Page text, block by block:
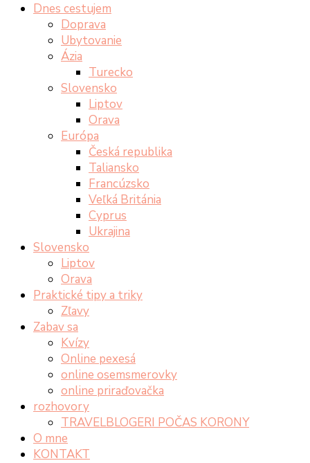
Dnes cestujem
Doprava
Ubytovanie
Ázia
Turecko
Slovensko
Liptov
Orava
Európa
Česká republika
Taliansko
Francúzsko
Veľká Británia
Cyprus
Ukrajina
Slovensko
Liptov
Orava
Praktické tipy a triky
Zľavy
Zabav sa
Kvízy
Online pexesá
online osemsmerovky
online priraďovačka
rozhovory
TRAVELBLOGERI POČAS KORONY
O mne
KONTAKT